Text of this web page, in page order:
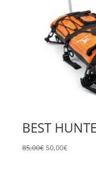
BEST
85,00€ Il
50,00€Il